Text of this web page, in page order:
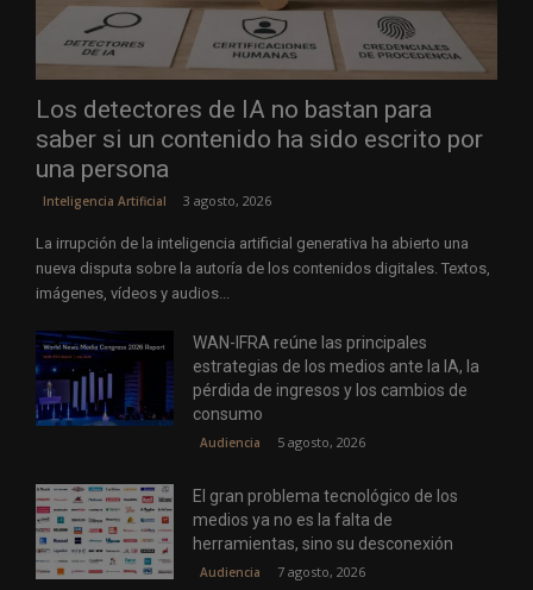
Los detectores de IA no bastan para
saber si un contenido ha sido escrito por
una persona
Inteligencia Artificial 3 agosto, 2026
La irrupción de la inteligencia artificial generativa ha abierto una
nueva disputa sobre la autoría de los contenidos digitales. Textos,
imágenes, vídeos y audios...
WAN-IFRA reúne las principales
estrategias de los medios ante la IA, la
pérdida de ingresos y los cambios de
consumo
Audiencia 5 agosto, 2026
El gran problema tecnológico de los
medios ya no es la falta de
herramientas, sino su desconexión
Audiencia 7 agosto, 2026